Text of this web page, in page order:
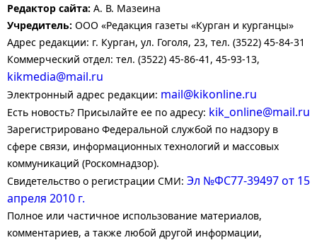
Редактор сайта: А. В. Мазеина
Учредитель: ООО «Редакция газеты «Курган и курганцы»
Адрес редакции: г. Курган, ул. Гоголя, 23, тел. (3522) 45-84-31
Коммерческий отдел: тел. (3522) 45-86-41, 45-93-13,
kikmedia@mail.ru
Электронный адрес редакции: mail@kikonline.ru
Есть новость? Присылайте ее по адресу: kik_online@mail.ru
Зарегистрировано Федеральной службой по надзору в
сфере связи, информационных технологий и массовых
коммуникаций (Роскомнадзор).
Свидетельство о регистрации СМИ: Эл №ФС77-39497 от 15
апреля 2010 г.
Полное или частичное использование материалов,
комментариев, а также любой другой информации,